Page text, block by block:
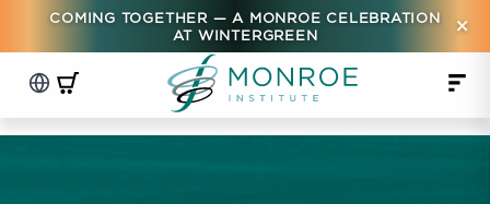
COMING TOGETHER — A MONROE CELEBRATION
AT WINTERGREEN
×